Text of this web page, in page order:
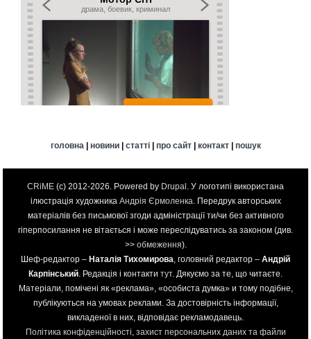
головна | новини| статті| про сайт| контакт| пошук
CRiME (c) 2012-2026. Powered by Drupal . У логотипі використана
ілюстрація художника Андрія Єрмоленка . Передрук авторських
матеріалів без письмової згоди адміністрації ти/чи без активного
гіперпосилання не вітається і може переслідуватись за законом (див.
>> обмеження).
Шеф-редактор – Наталія Тихомирова , головний редактор – Андрій
Карпінський . Редакція і контакти тут. Дякуємо за те, що читаєте.
Матеріали, помічені як «реклама», «особиста думка» и тому подібне,
публікуються на умовах реклами. За достовірність інформації,
викладеної в них, відповідає рекламодавець.
Політика конфіденційності, захист персональних даних та файли